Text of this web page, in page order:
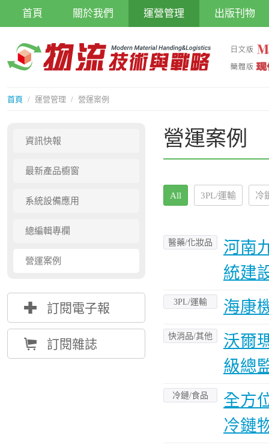
首頁 關於我們 運營管理 出版刊物
首頁 / 運營管理 / 營運案例
資訊快報
最新產品櫥窗
系統設備應用
總編輯專欄
營運案例
{ 訂閱電子報
Å 訂閱雜誌
營運案例
All 3PL/運輸 冷
醫藥/化妝品
河南
統建
3PL/運輸 海康
快消品/其他
沃爾
級總
冷鏈/食品
全方
冷鏈